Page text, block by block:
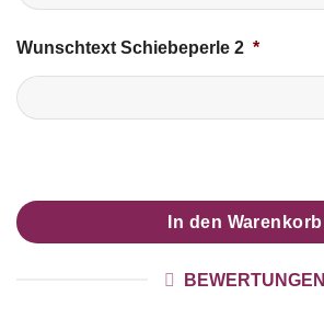
Wunschtext Schiebeperle 2 *
In den Warenkorb
BEWERTUNGEN